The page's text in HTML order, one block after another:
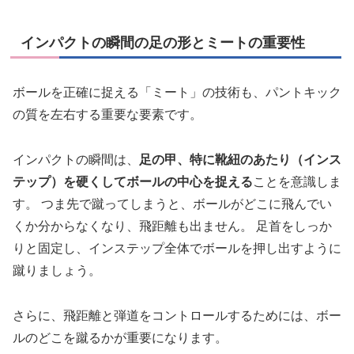
インパクトの瞬間の足の形とミートの重要性
ボールを正確に捉える「ミート」の技術も、パントキック
の質を左右する重要な要素です。
インパクトの瞬間は、
足の甲、特に靴紐のあたり（インス
テップ）を硬くしてボールの中心を捉えることを意識しま
す。 つま先で蹴ってしまうと、ボールがどこに飛んでい
くか分からなくなり、飛距離も出ません。 足首をしっか
りと固定し、インステップ全体でボールを押し出すように
蹴りましょう。
さらに、飛距離と弾道をコントロールするためには、ボー
ルのどこを蹴るかが重要になります。